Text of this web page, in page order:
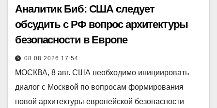
Аналитик Биб: США следует
обсудить с РФ вопрос архитектуры
безопасности в Европе
08.08.2026 17:54
МОСКВА, 8 авг. США необходимо инициировать
диалог с Москвой по вопросам формирования
новой архитектуры европейской безопасности